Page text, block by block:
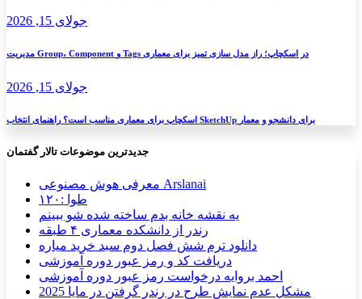
جولای 15, 2026
مدیریت Group، Component و Tags در اسکچاپ؛ راز مدل سازی تمیز برای معماری
جولای 15, 2026
اسکچاپ برای معماری مناسب است؟ راهنمای انتخاب SketchUp برای دانشجو و معمار
جدیدترین موضوعات تالار گفتمان
معرفی هوش مصنوعی Arslanai
طوا :۱۲۰
یه نقشه خانه بدم ساخته شده شو ببینم
رندر از دانشکده معماری ۴ طبقه
دانلود ترم شش فصل دوم سبد خرید میاره
دریافت کد و رمز عبور دوره آموزشی
احمد بروایه درخواست رمز عبور دوره آموزشی
مشکل عدم نمایش طرح در رندر گرفتن در مایا 2025